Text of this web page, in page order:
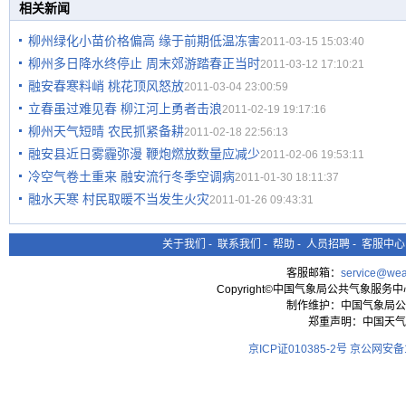
相关新闻
柳州绿化小苗价格偏高 缘于前期低温冻害2011-03-15 15:03:40
柳州多日降水终停止 周末郊游踏春正当时2011-03-12 17:10:21
融安春寒料峭 桃花顶风怒放2011-03-04 23:00:59
立春虽过难见春 柳江河上勇者击浪2011-02-19 19:17:16
柳州天气短晴 农民抓紧备耕2011-02-18 22:56:13
融安县近日雾霾弥漫 鞭炮燃放数量应减少2011-02-06 19:53:11
冷空气卷土重来 融安流行冬季空调病2011-01-30 18:11:37
融水天寒 村民取暖不当发生火灾2011-01-26 09:43:31
关于我们 - 联系我们 - 帮助 - 人员招聘 - 客服中心
客服邮箱：
Copyright©中国气象局公共气象服务
制作维护：中国气象局
郑重声明：中国天
京ICP证010385-2号 京公网安